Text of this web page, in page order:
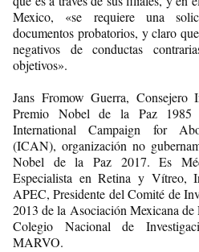
Mexico, «se requiere una
documentos probatorios, y claro
negativos de conductas
objetivos».
Jans Fromow Guerra, Consejero
Premio Nobel de la Paz
International Campaign for
(ICAN), organización no
Nobel de la Paz 2017. Es
Especialista en Retina y Vítreo,
APEC, Presidente del Comité de
2013 de la Asociación Mexicana
Colegio Nacional de
MARVO.